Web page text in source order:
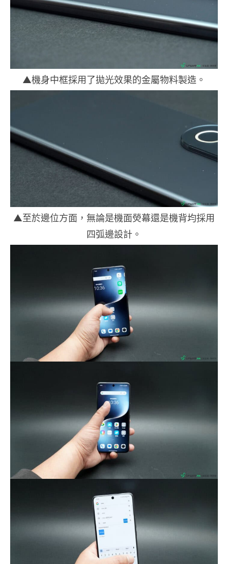
▲機身中框採用了拋光效果的金屬物料製造。
▲至於邊位方面，無論是機面熒幕還是機背均採用
四弧邊設計。